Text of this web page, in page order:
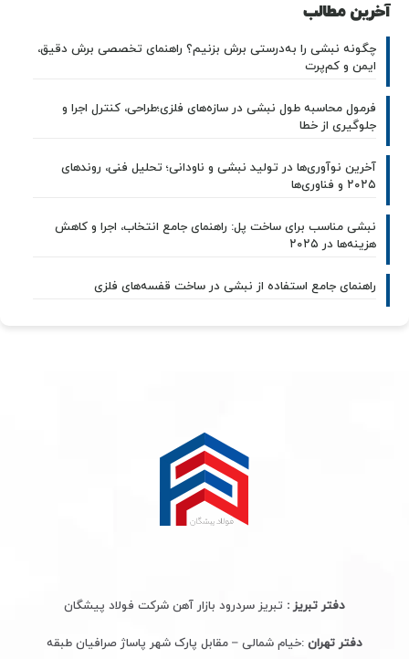
آخرین مطالب
چگونه نبشی را به‌درستی برش بزنیم؟ راهنمای تخصصی برش دقیق،
ایمن و کم‌پرت
فرمول محاسبه طول نبشی در سازه‌های فلزی؛طراحی، کنترل اجرا و
جلوگیری از خطا
آخرین نوآوری‌ها در تولید نبشی و ناودانی؛ تحلیل فنی، روندهای
۲۰۲۵ و فناوری‌ها
نبشی مناسب برای ساخت پل: راهنمای جامع انتخاب، اجرا و کاهش
هزینه‌ها در ۲۰۲۵
راهنمای جامع استفاده از نبشی در ساخت قفسه‌های فلزی
دفتر تبریز : تبریز سردرود بازار آهن شرکت فولاد پیشگان
دفتر تهران :خیام شمالی – مقابل پارک شهر پاساژ صرافیان طبقه